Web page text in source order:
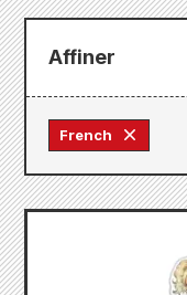
Affiner
French